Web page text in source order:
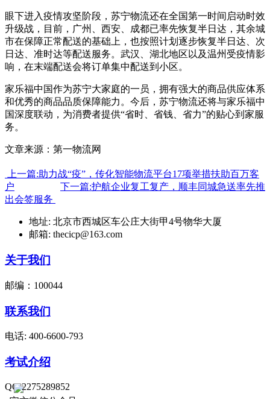
眼下进入疫情攻坚阶段，苏宁物流还在全国第一时间启动时效
升级战，目前，广州、西安、成都已率先恢复半日达，其余城
市在保障正常配送的基础上，也按照计划逐步恢复半日达、次
日达、准时达等配送服务。武汉、湖北地区以及温州受疫情影
响，在末端配送会将订单集中配送到小区。
家乐福中国作为苏宁大家庭的一员，拥有强大的商品供应体系
和优秀的商品品质保障能力。今后，苏宁物流还将与家乐福中
国深度联动，为消费者提供“省时、省钱、省力”的贴心到家服
务。
文章来源：第一物流网
上一篇:助力战“疫”，传化智能物流平台17项举措扶助百万客
户
下一篇:护航企业复工复产，顺丰同城急送率先推
出会签服务
地址: 北京市西城区车公庄大街甲4号物华大厦
邮箱: thecicp@163.com
关于我们
邮编：100044
联系我们
电话: 400-6600-793
考试介绍
QQ:2275289852